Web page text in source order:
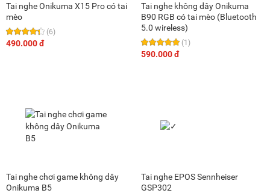
Tai nghe Onikuma X15 Pro có tai
mèo
(6)
490.000 đ
Tai nghe không dây Onikuma
B90 RGB có tai mèo (Bluetooth
5.0 wireless)
(1)
590.000 đ
Tai nghe chơi game không dây
Onikuma B5
Tai nghe EPOS Sennheiser
GSP302